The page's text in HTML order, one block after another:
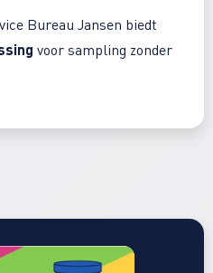
Bureau Jansen biedt
voor sampling zonder